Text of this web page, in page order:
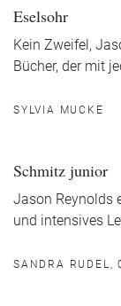
Eselsohr
Kein Zweifel,
Bücher, der mit
SYLVIA MUCKE
Schmitz junior
Jason Reynolds
und intensives
SANDRA RUDEL,